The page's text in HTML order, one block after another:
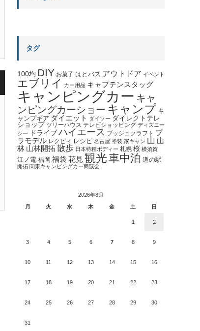
タグ
100均 DIY お菓子 はとバス アウトドア イベント
エブリイ カー用品 キャプテンスタッグ
キャンピングカー キャ
ンピングカーショー キャンプ キ
ャンプギア ダイエット ダイソー ダイレクトテレ
ショップ ツリーハウス テレビショッピング ディズニー
シー
ドライブハイエース ブッシュクラフト プ
ラモデル レクビィ レシピ 名古屋 塗装 家キャン 山 山
林 山林開拓 散歩 日本特種ボディー 札幌 桜 横須賀
江ノ電 福岡 福袋 花見 観光車中泊 道の駅
開拓 関東キャンピングカー商談会
2026年8月
月
火 水 木 金 土 日
1 2
3 4 5 6 7 8 9
10 11 12 13 14 15 16
17 18 19 20 21 22 23
24 25 26 27 28 29 30
31